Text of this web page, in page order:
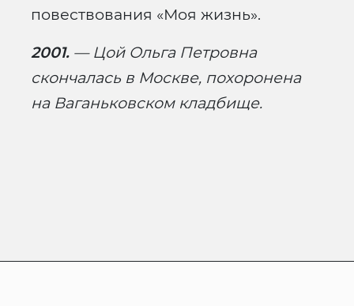
повествования «Моя жизнь».
2001. — Цой Ольга Петровна
скончалась в Москве, похоронена
на Ваганьковском кладбище.